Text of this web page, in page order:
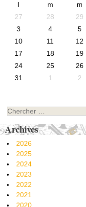
l m m
27
28 29
3
4 5
10
11 12
17
18 19
24
25 26
31
1 2
Chercher
Archives
2026
2025
2024
2023
2022
2021
2020